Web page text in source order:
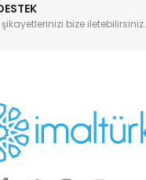
şikayetlerinizi bize iletebilirsiniz.